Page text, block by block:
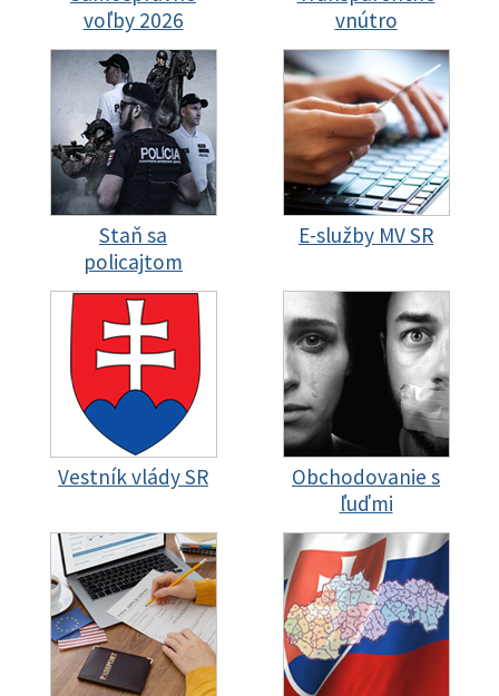
voľby 2026
vnútro
Staň sa
policajtom
E-služby MV SR
Vestník vlády SR
Obchodovanie s
ľuďmi